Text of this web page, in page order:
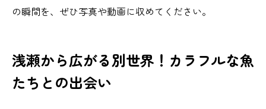
の瞬間を、ぜひ写真や動画に収めてください。
浅瀬から広がる別世界！カラフルな魚
たちとの出会い